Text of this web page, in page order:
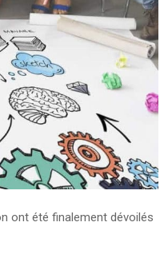
ont été finalement dévoilés